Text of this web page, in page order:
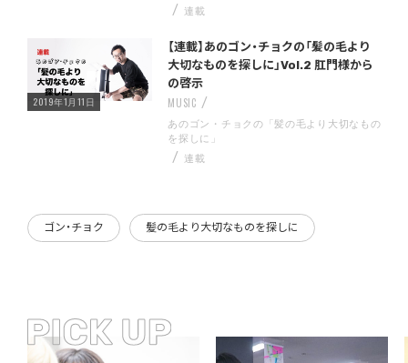
連載
【連載】あのゴン・チョクの「髪の毛より
大切なものを探しに」Vol.2 肛門様から
の啓示
2019年1月11日
MUSIC
あのゴン・チョクの「髪の毛より大切なもの
を探しに」
連載
ゴン・チョク 髪の毛より大切なものを探しに